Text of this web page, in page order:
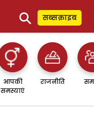
⚲ सब्सक्राइब
आपकी
समस्याएं
राजनीति